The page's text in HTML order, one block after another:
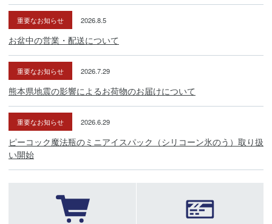
重要なお知らせ 2026.8.5
お盆中の営業・配送について
重要なお知らせ 2026.7.29
熊本県地震の影響によるお荷物のお届けについて
重要なお知らせ 2026.6.29
ピーコック魔法瓶のミニアイスパック（シリコーン氷のう）取り扱
い開始